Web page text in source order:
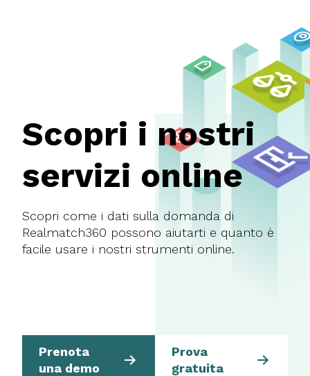
Scopri i nostri
servizi online
Scopri come i dati sulla domanda di
Realmatch360 possono aiutarti e quanto è
facile usare i nostri strumenti online.
Prenota
una demo
Prova
gratuita